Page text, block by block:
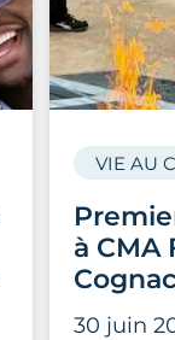
à CMA
VIE AU
30 juin